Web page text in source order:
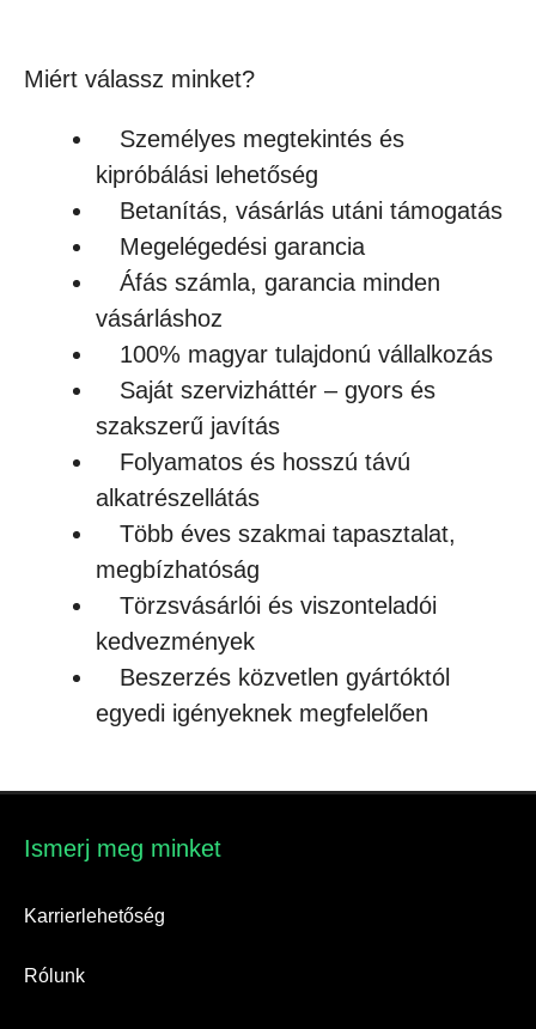
Miért válassz minket?
Személyes megtekintés és
kipróbálási lehetőség
Betanítás, vásárlás utáni támogatás
Megelégedési garancia
Áfás számla, garancia minden
vásárláshoz
100% magyar tulajdonú vállalkozás
Saját szervizháttér – gyors és
szakszerű javítás
Folyamatos és hosszú távú
alkatrészellátás
Több éves szakmai tapasztalat,
megbízhatóság
Törzsvásárlói és viszonteladói
kedvezmények
Beszerzés közvetlen gyártóktól
egyedi igényeknek megfelelően
Ismerj meg minket​
Karrierlehetőség
Rólunk